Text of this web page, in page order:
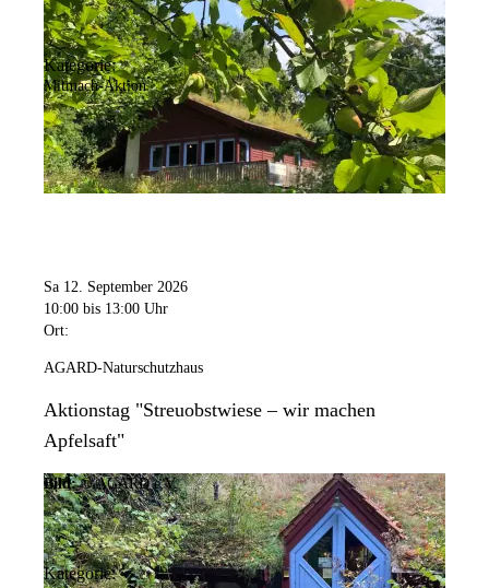
Kategorie:
Mitmach-Aktion
Sa 12. September 2026
10:00 bis 13:00 Uhr
Ort:
AGARD-Naturschutzhaus
Aktionstag "Streuobstwiese – wir machen
Apfelsaft"
Bild: © AGARD e.V.
Kategorie: